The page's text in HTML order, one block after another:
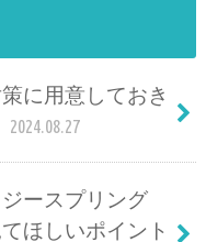
に用意しておき
2024.08.27
ースプリング
ほしいポイント